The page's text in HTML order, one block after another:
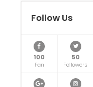
Follow Us
100
Fan
50
Followers